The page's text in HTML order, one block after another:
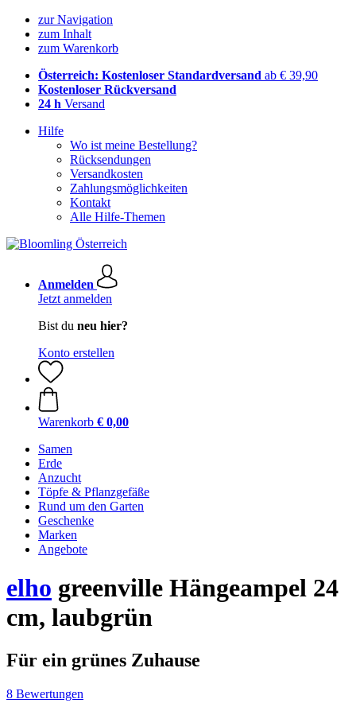
zur Navigation
zum Inhalt
zum Warenkorb
Österreich: Kostenloser Standardversand ab € 39,90
Kostenloser Rückversand
24 h Versand
Hilfe
Wo ist meine Bestellung?
Rücksendungen
Versandkosten
Zahlungsmöglichkeiten
Kontakt
Alle Hilfe-Themen
Anmelden
Jetzt anmelden
Bist du neu hier?
Konto erstellen
Warenkorb € 0,00
Samen
Erde
Anzucht
Töpfe & Pflanzgefäße
Rund um den Garten
Geschenke
Marken
Angebote
elho greenville Hängeampel 24
cm, laubgrün
Für ein grünes Zuhause
8 Bewertungen